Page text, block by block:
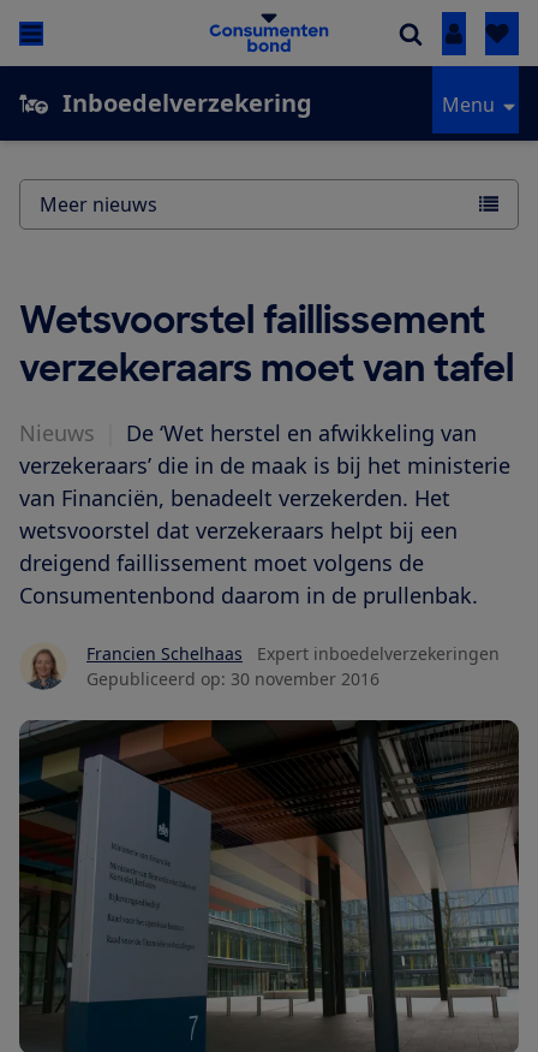
Inloggen
Inboedelverzekering Menu
Wetsvoorstel faillissement
verzekeraars moet van tafel
Nieuws
De ‘Wet herstel en afwikkeling van
verzekeraars’ die in de maak is bij het ministerie
van Financiën, benadeelt verzekerden. Het
wetsvoorstel dat verzekeraars helpt bij een
dreigend faillissement moet volgens de
Consumentenbond daarom in de prullenbak.
Francien Schelhaas
Expert inboedelverzekeringen
Gepubliceerd op: 30 november 2016
Meer nieuws